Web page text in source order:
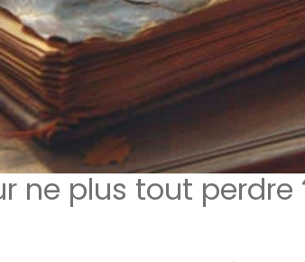
ne plus tout perdre